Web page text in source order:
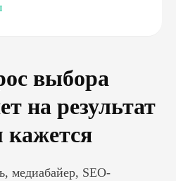
выбора
на результат
кажется
медиабайер, SEO-